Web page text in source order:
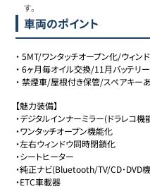
す。
車両のポイント
・5MT/ワンタッチオープン化/ウィン
・6ヶ月毎オイル交換/11月バッテリ
・禁煙車/屋根付き保管/スペアキー
【魅力装備】
・デジタルインナーミラー(ドラレコ機
・ワンタッチオープン機能化
・左右ウィンドウ同時閉鎖化
・シートヒーター
・純正ナビ(Bluetooth/TV/CD･DVD
・ETC車載器